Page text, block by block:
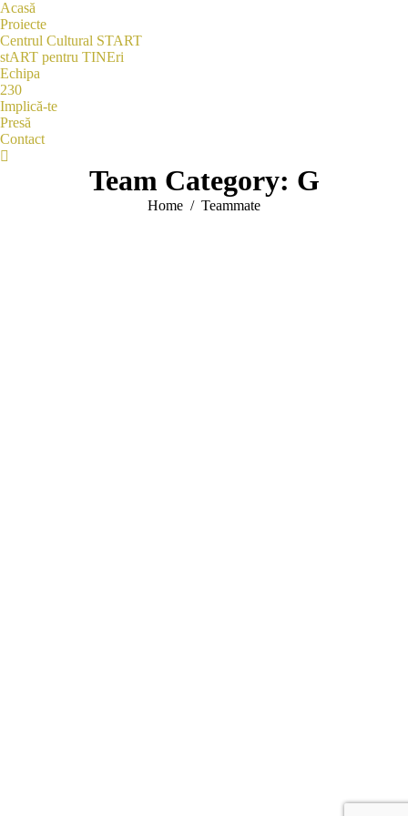
Acasă
Proiecte
Centrul Cultural START
stART pentru TINEri
Echipa
230
Implică-te
Presă
Contact
Search:
Team Category: G
You are here:
Home Teammate